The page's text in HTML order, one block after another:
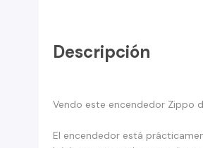
Descripción
Vendo este encendedor Zippo
El encendedor está